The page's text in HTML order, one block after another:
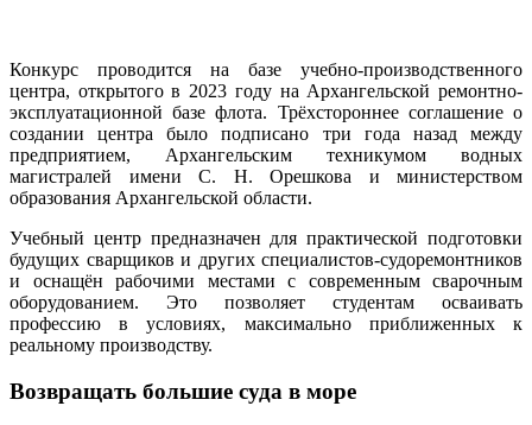
Конкурс проводится на базе учебно-производственного
центра, открытого в 2023 году на Архангельской ремонтно-
эксплуатационной базе флота. Трёхстороннее соглашение о
создании центра было подписано три года назад между
предприятием, Архангельским техникумом водных
магистралей имени С. Н. Орешкова и министерством
образования Архангельской области.
Учебный центр предназначен для практической подготовки
будущих сварщиков и других специалистов-судоремонтников
и оснащён рабочими местами с современным сварочным
оборудованием. Это позволяет студентам осваивать
профессию в условиях, максимально приближенных к
реальному производству.
Возвращать большие суда в море